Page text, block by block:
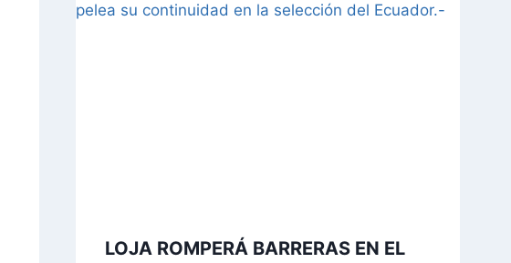
LOJA ROMPERÁ BARRERAS EN EL